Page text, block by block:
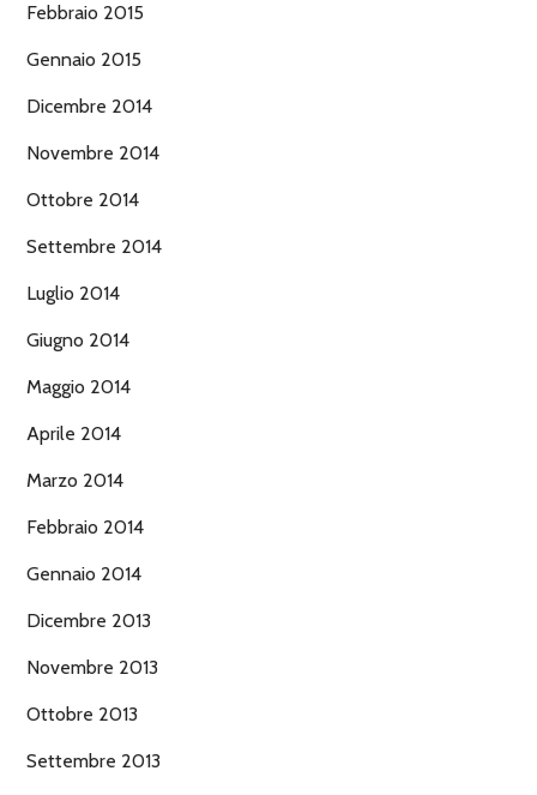
Febbraio 2015
Gennaio 2015
Dicembre 2014
Novembre 2014
Ottobre 2014
Settembre 2014
Luglio 2014
Giugno 2014
Maggio 2014
Aprile 2014
Marzo 2014
Febbraio 2014
Gennaio 2014
Dicembre 2013
Novembre 2013
Ottobre 2013
Settembre 2013